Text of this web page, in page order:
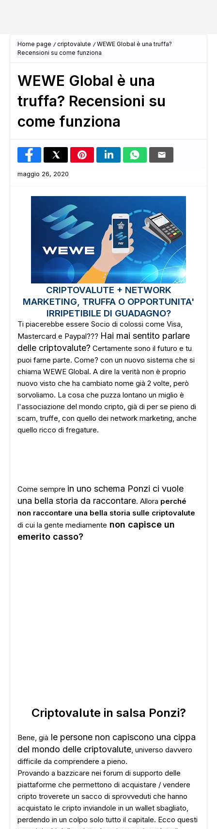
Home page criptovalute
WEWE Global è una truffa?
Recensioni su come funziona
WEWE Global è una
truffa? Recensioni su
come funziona
maggio 26, 2020
CRIPTOVALUTE + NETWORK
MARKETING, TRUFFA O OPPORTUNITA'
IRRIPETIBILE DI GUADAGNO?
Ti piacerebbe essere Socio di colossi come Visa,
Mastercard e Paypal??? Hai mai sentito parlare
delle criptovalute? Certamente sono il futuro e tu
puoi farne parte. Come? con un nuovo sistema che si
chiama WEWE Global. A dire la verità non è proprio
nuovo visto che ha cambiato nome già 2 volte, però
sorvoliamo. La cosa che puzza lontano un miglio è
l'associazione del mondo cripto, già di per se pieno di
scam, truffe, con quello dei network marketing, anche
quello ricco di fregature.
Come sempre in uno schema Ponzi ci vuole
una bella storia da raccontare. Allora perché
non raccontare una bella storia sulle criptovalute
di cui la gente mediamente non capisce un
emerito casso?
Criptovalute in salsa Ponzi?
Bene, già le persone non capiscono una cippa
del mondo delle criptovalute, universo davvero
difficile da comprendere a pieno.
Provando a bazzicare nei forum di supporto delle
piattaforme che permettono di acquistare / vendere
cripto troverete un sacco di sprovveduti che hanno
acquistato le cripto inviandole in un wallet sbagliato,
perdendo in un colpo solo tutto il capitale. Ecco questi